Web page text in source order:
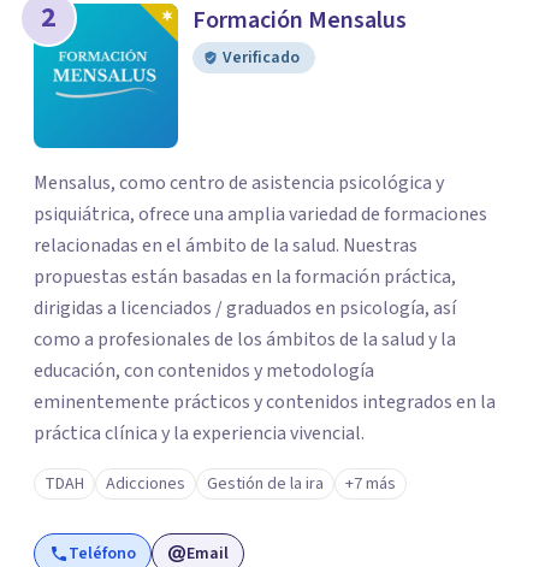
2 Formación Mensalus
Verificado
Mensalus, como centro de asistencia psicológica y
psiquiátrica, ofrece una amplia variedad de formaciones
relacionadas en el ámbito de la salud. Nuestras
propuestas están basadas en la formación práctica,
dirigidas a licenciados / graduados en psicología, así
como a profesionales de los ámbitos de la salud y la
educación, con contenidos y metodología
eminentemente prácticos y contenidos integrados en la
práctica clínica y la experiencia vivencial.
TDAH Adicciones Gestión de la ira +7 más
Teléfono Email